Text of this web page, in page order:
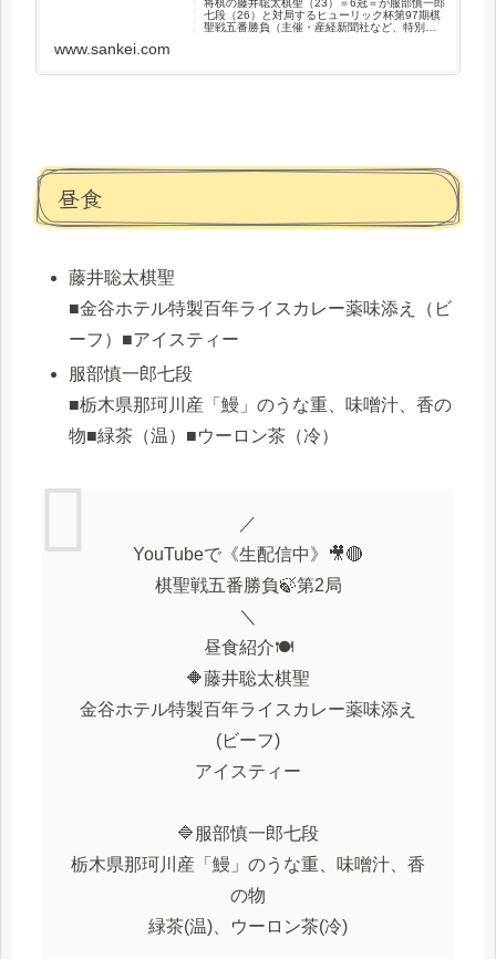
将棋の藤井聡太棋聖（23）＝6冠＝が服部慎一郎
七段（26）と対局するヒューリック杯第97期棋
聖戦五番勝負（主催・産経新聞社など、特別協
www.sankei.com
昼食
藤井聡太棋聖
■金谷ホテル特製百年ライスカレー薬味添え（ビ
ーフ）■アイスティー
服部慎一郎七段
■栃木県那珂川産「鰻」のうな重、味噌汁、香の
物■緑茶（温）■ウーロン茶（冷）
／
YouTubeで《生配信中》🎥🔴
棋聖戦五番勝負🍃第2局
＼
昼食紹介🍽
🔶藤井聡太棋聖
金谷ホテル特製百年ライスカレー薬味添え
(ビーフ)
アイスティー
🔷服部慎一郎七段
栃木県那珂川産「鰻」のうな重、味噌汁、香
の物
緑茶(温)、ウーロン茶(冷)